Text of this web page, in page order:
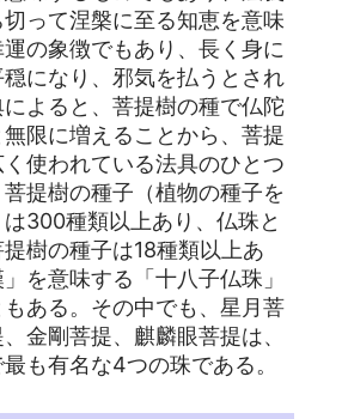
って涅槃に至る知恵を意味
の象徴でもあり、長く身に
になり、邪気を払うとされ
よると、菩提樹の種で仏陀
限に増えることから、菩提
使われている法具のひとつ
提樹の種子（植物の種子を
300種類以上あり、仏珠と
樹の種子は18種類以上あ
を意味する「十八子仏珠」
ある。その中でも、星月菩
金剛菩提、麒麟眼菩提は、
も有名な4つの珠である。